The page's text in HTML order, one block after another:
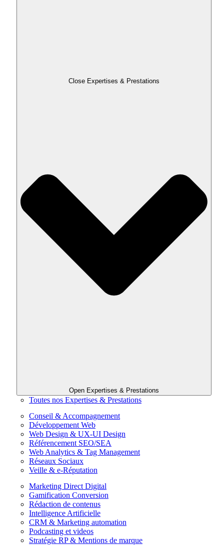
Close Expertises & Prestations
Open Expertises & Prestations
Toutes nos Expertises & Prestations
Conseil & Accompagnement
Développement Web
Web Design & UX-UI Design
Référencement SEO/SEA
Web Analytics & Tag Management
Réseaux Sociaux
Veille & e-Réputation
Marketing Direct Digital
Gamification Conversion
Rédaction de contenus
Intelligence Artificielle
CRM & Marketing automation
Podcasting et videos
Stratégie RP & Mentions de marque